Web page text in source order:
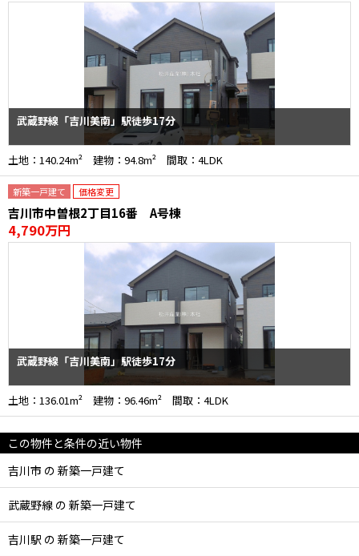
武蔵野線「吉川美南」駅徒歩17分
土地：140.24m² 建物：94.8m² 間取：4LDK
新築一戸建て 価格変更
吉川市中曽根2丁目16番 A号棟
4,790万円
武蔵野線「吉川美南」駅徒歩17分
土地：136.01m² 建物：96.46m² 間取：4LDK
この物件と条件の近い物件
吉川市 の 新築一戸建て
武蔵野線 の 新築一戸建て
吉川駅 の 新築一戸建て